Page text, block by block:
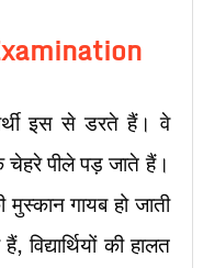
इस से डरते हैं। वे
पीले पड़ जाते हैं।
गायब हो जाती
की हालत